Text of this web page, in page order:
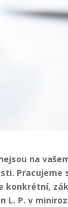
na
konkrétní,
L. P. v